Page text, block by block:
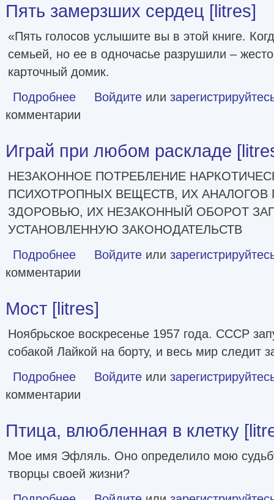
Пять замерзших сердец [litres]
«Пять голосов услышите вы в этой книге.
семьей, но ее в одночасье разрушили –
карточный домик.
Подробнее о Пять замерзших сердец [litres]
Войдите или
комментарии
Играй при любом раскладе
НЕЗАКОННОЕ ПОТРЕБЛЕНИЕ
ПСИХОТРОПНЫХ ВЕЩЕСТВ, ИХ АНАЛОГОВ
ЗДОРОВЬЮ, ИХ НЕЗАКОННЫЙ ОБОРОТ
УСТАНОВЛЕННУЮ ЗАКОНОДАТЕЛЬСТВ
Подробнее о Играй при любом раскладе [litres]
Войдите или
комментарии
Мост [litres]
Ноябрьское воскресенье 1957 года. СССР
собакой Лайкой на борту, и весь мир следит
Подробнее о Мост [litres]
Войдите или
комментарии
Птица, влюбленная в клетку
Мое имя Эфляль. Оно определило мою
творцы своей жизни?
о Птица, влюбленная в клетку [litres]